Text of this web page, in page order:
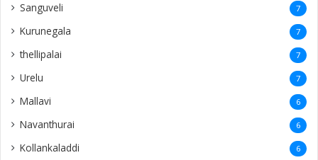
Sanguveli 7
Kurunegala 7
thellipalai 7
Urelu 7
Mallavi 6
Navanthurai 6
Kollankaladdi 6